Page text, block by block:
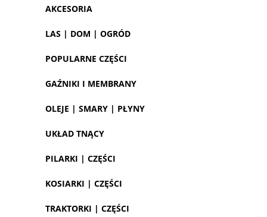
AKCESORIA
LAS | DOM | OGRÓD
POPULARNE CZĘŚCI
GAŹNIKI I MEMBRANY
OLEJE | SMARY | PŁYNY
UKŁAD TNĄCY
PILARKI | CZĘŚCI
KOSIARKI | CZĘŚCI
TRAKTORKI | CZĘŚCI